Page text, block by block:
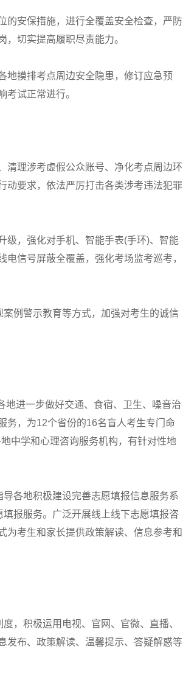
安保措施，进行全覆盖安全检查，严防
切实提高履职尽责能力。
摸排考点周边安全隐患，修订应急预
试正常进行。
理涉考虚假公众账号、净化考点周边环
动要求，依法严厉打击各类涉考违法犯罪
，强化对手机、智能手表(手环)、智能
信号屏蔽全覆盖，强化考场监考巡考，
例警示教育等方式，加强对考生的诚信
进一步做好交通、食宿、卫生、噪音治
务，为12个省份的16名盲人考生专门命
中学和心理咨询服务机构，有针对性地
各地积极建设完善志愿填报信息服务系
报服务。广泛开展线上线下志愿填报咨
为考生和家长提供政策解读、信息参考和
积极运用电视、官网、官微、直播、
发布、政策解读、温馨提示、答疑解惑等